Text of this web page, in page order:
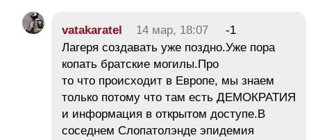
vatakaratel 14 мар, 18:07
-1
Лагеря создавать уже поздно.Уже пора
копать братские могилы.Про
то что происходит в Европе, мы знаем
только потому что там есть ДЕМОКРАТИЯ
и информация в открытом доступе.В
соседнем Слопатолэнде эпидемия